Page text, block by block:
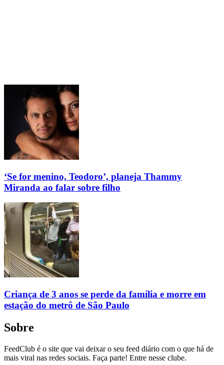
‘Se for menino, Teodoro’, planeja Thammy
Miranda ao falar sobre filho
Criança de 3 anos se perde da família e morre em
estação do metrô de São Paulo
Sobre
FeedClub é o site que vai deixar o seu feed diário com o que há de
mais viral nas redes sociais. Faça parte! Entre nesse clube.